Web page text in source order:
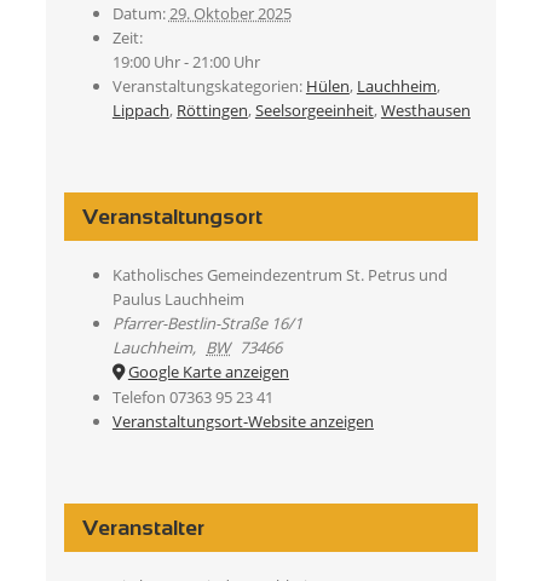
Datum:29. Oktober 2025
Zeit:
19:00 Uhr - 21:00 Uhr
Veranstaltungskategorien: Hülen, Lauchheim,
Lippach, Röttingen,Seelsorgeeinheit,Westhausen
Veranstaltungsort
Katholisches Gemeindezentrum St. Petrus und
Paulus Lauchheim
Pfarrer-Bestlin-Straße 16/1
Lauchheim, BW 73466
Google Karte anzeigen
Telefon 07363 95 23 41
Veranstaltungsort-Website anzeigen
Veranstalter